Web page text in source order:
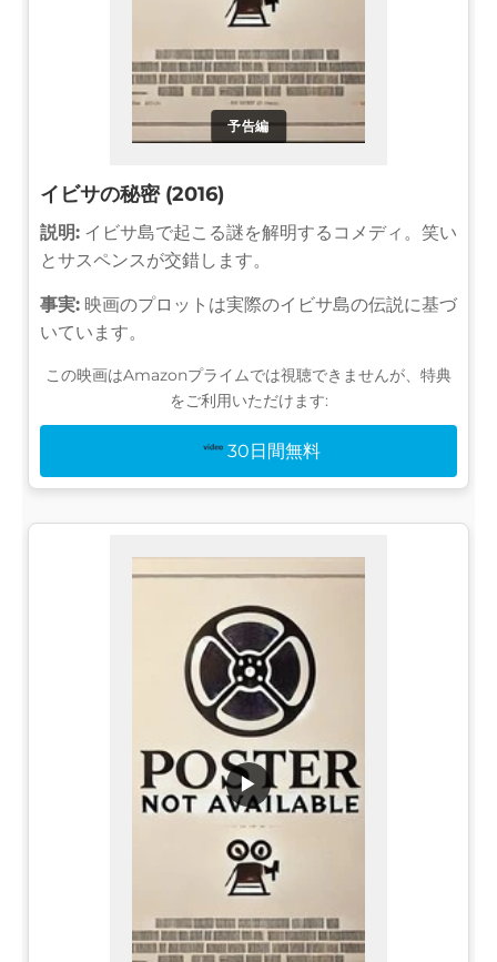
予告編
イビサの秘密 (2016)
説明: イビサ島で起こる謎を解明するコメディ。笑い
とサスペンスが交錯します。
事実: 映画のプロットは実際のイビサ島の伝説に基づ
いています。
この映画はAmazonプライムでは視聴できませんが、特典
をご利用いただけます:
30日間無料
▶